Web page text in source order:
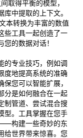
取得平衡的模型，
中提取的上下文。
本转换为丰富的数值
些工具一起创造了一
的数据对话！
的专业技巧，例如调
度地提高系统的准确
您可以智能扩展，
分是如何融合在一起
制管道、尝试混合搜
型。工具掌握在您手
构建一些奇妙的东
给世界带来惊喜。您